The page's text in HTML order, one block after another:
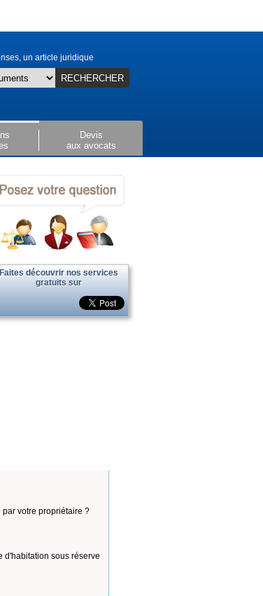
un article juridique
RECHERCHER
Devis
aux avocats
par votre propriétaire ?
d'habitation sous réserve
Faites découvrir nos services
gratuits sur